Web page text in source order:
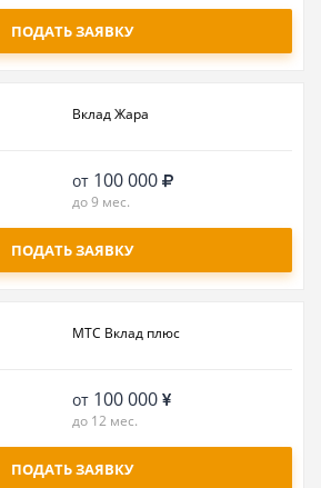
ПОДАТЬ ЗАЯВКУ
Вклад Жара
от 100 000
до 9 мес.
ПОДАТЬ ЗАЯВКУ
МТС Вклад плюс
от 100 000
до 12 мес.
ПОДАТЬ ЗАЯВКУ